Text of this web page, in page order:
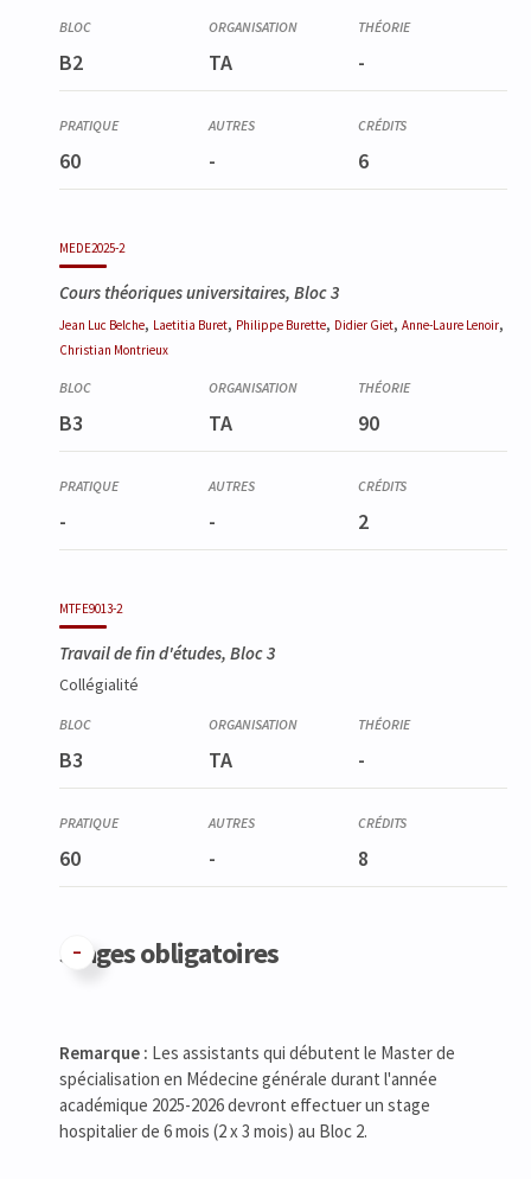
B2 TA -
60 - 6
MEDE2025-2
Cours théoriques universitaires, Bloc 3
Jean Luc Belche, Laetitia Buret, Philippe Burette, Didier Giet, Anne-Laure Lenoir,
Christian Montrieux
B3 TA 90
- - 2
MTFE9013-2
Travail de fin d'études, Bloc 3
Collégialité
B3 TA -
60 - 8
Stages obligatoires
Remarque : Les assistants qui débutent le Master de
spécialisation en Médecine générale durant l'année
académique 2025-2026 devront effectuer un stage
hospitalier de 6 mois (2 x 3 mois) au Bloc 2.